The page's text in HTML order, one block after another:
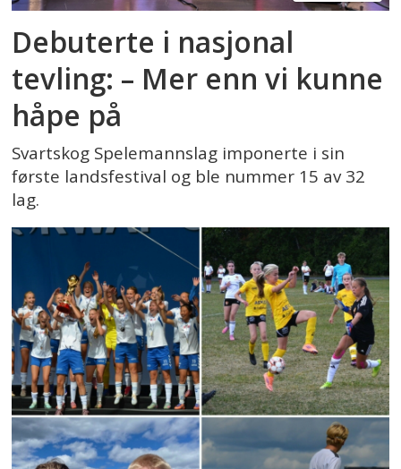
Debuterte i nasjonal
tevling: – Mer enn vi kunne
håpe på
Svartskog Spelemannslag imponerte i sin
første landsfestival og ble nummer 15 av 32
lag.